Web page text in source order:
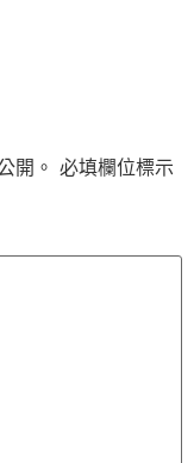
開。 必填欄位標示